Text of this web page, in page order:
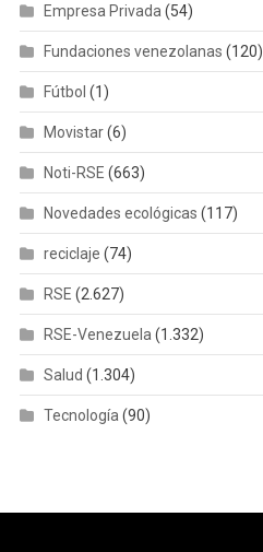
Empresa Privada (54)
Fundaciones venezolanas (120)
Fútbol (1)
Movistar(6)
Noti-RSE (663)
Novedades ecológicas (117)
reciclaje (74)
RSE (2.627)
RSE-Venezuela (1.332)
Salud (1.304)
Tecnología (90)